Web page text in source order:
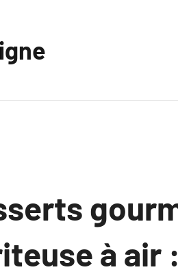
à air